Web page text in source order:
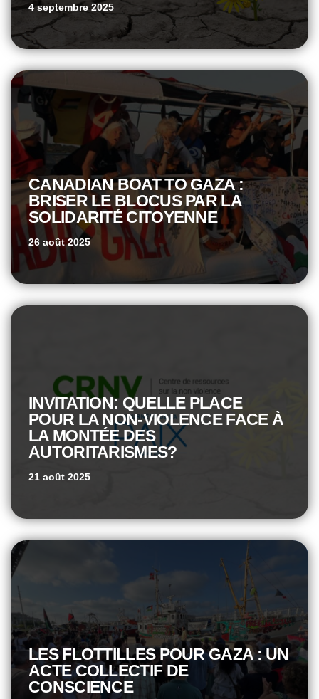
4 septembre 2025
CANADIAN BOAT TO GAZA :
BRISER LE BLOCUS PAR LA
SOLIDARITÉ CITOYENNE
26 août 2025
INVITATION: QUELLE PLACE
POUR LA NON-VIOLENCE FACE À
LA MONTÉE DES
AUTORITARISMES?
21 août 2025
LES FLOTTILLES POUR GAZA : UN
ACTE COLLECTIF DE
CONSCIENCE